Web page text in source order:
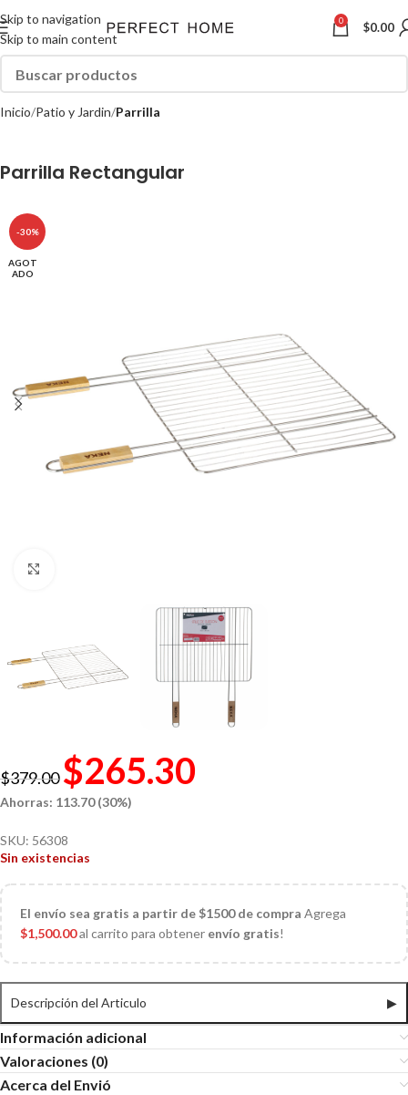
Skip to navigation
Skip to main content
0 $0.00
Inicio Patio y Jardin Parrilla
Parrilla Rectangular
-30%
AGOT
ADO
$379.00 $265.30
Ahorras: 113.70 (30%)
SKU: 56308
Sin existencias
El envío sea gratis a partir de $1500 de compra Agrega
$1,500.00al carrito para obtener envío gratis!
Descripción del Articulo ▶
Información adicional
Valoraciones (0)
Acerca del Envió